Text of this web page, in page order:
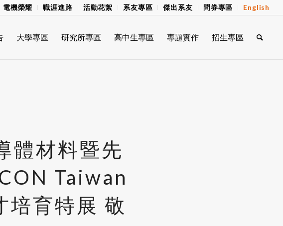
電機榮耀 職涯進路 活動花絮 系友專區 傑出系友 問券專區 English
大學專區 研究所專區 高中生專區 專題實作 招生專區
體材料暨先
Taiwan
培育特展 敬